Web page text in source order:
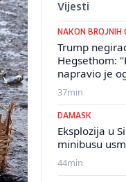
Vijesti
NAKON BROJNIH
Trump
Hegsethom:
napravio je
37min
DAMASK
Eksplozija u
minibusu
44min